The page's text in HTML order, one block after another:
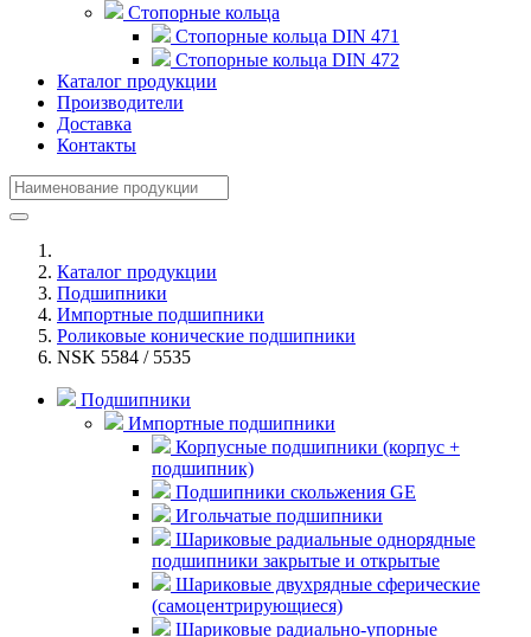
Стопорные кольца
Стопорные кольца DIN 471
Стопорные кольца DIN 472
Каталог продукции
Производители
Доставка
Контакты
Каталог продукции
Подшипники
Импортные подшипники
Роликовые конические подшипники
NSK 5584 / 5535
Подшипники
Импортные подшипники
Корпусные подшипники (корпус +
подшипник)
Подшипники скольжения GE
Игольчатые подшипники
Шариковые радиальные однорядные
подшипники закрытые и открытые
Шариковые двухрядные сферические
(самоцентрирующиеся)
Шариковые радиально-упорные